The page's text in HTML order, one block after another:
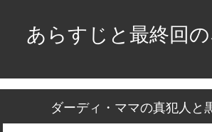
あらすじと最終回
ダーディ・ママの真犯人と